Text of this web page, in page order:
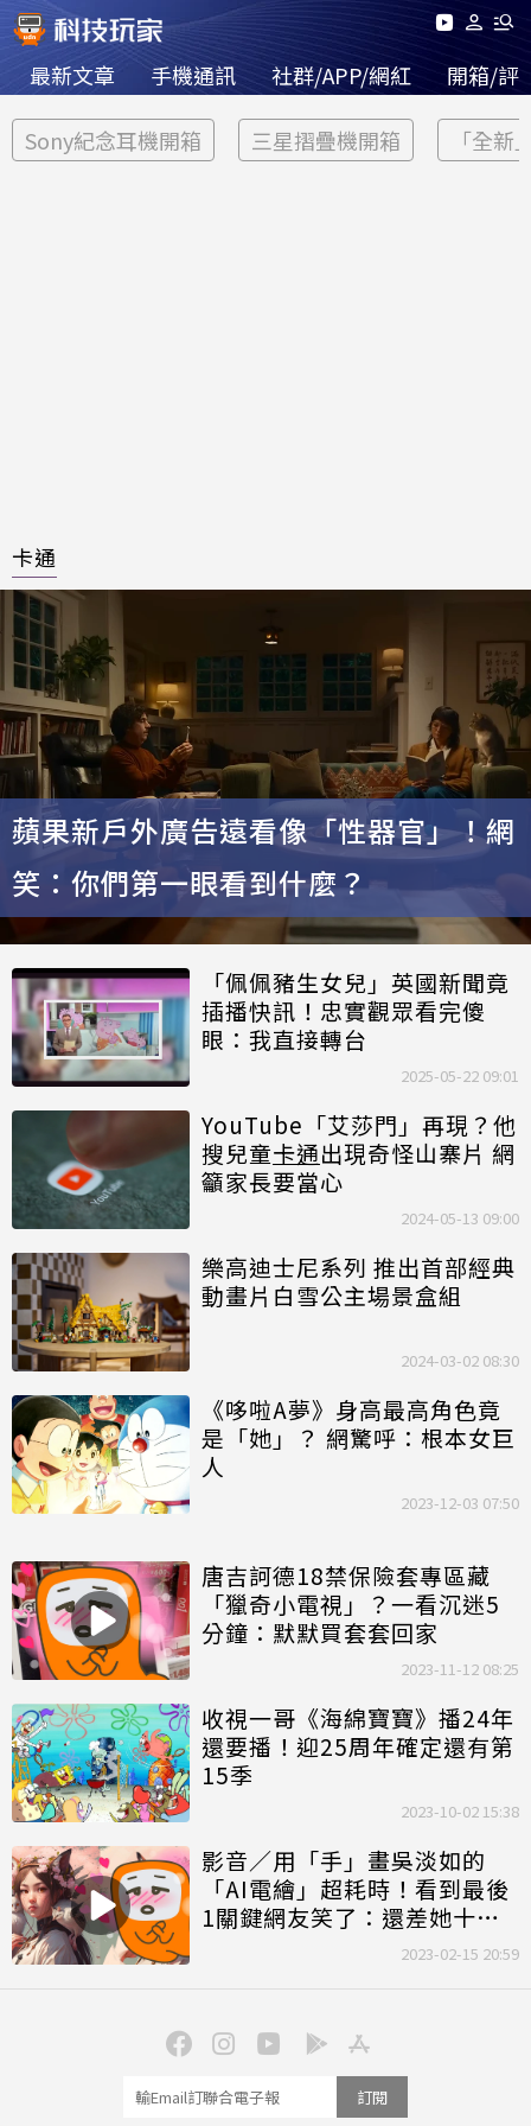
最新文章 手機通訊 社群/APP/網紅 開箱/評
Sony紀念耳機開箱 三星摺疊機開箱 「全新
卡通
蘋果新戶外廣告遠看像「性器官」！網
笑：你們第一眼看到什麼？
「佩佩豬生女兒」英國新聞竟
插播快訊！忠實觀眾看完傻
眼：我直接轉台
2025-05-22 09:01
YouTube「艾莎門」再現？他
搜兒童卡通出現奇怪山寨片 網
籲家長要當心
2024-05-13 09:00
樂高迪士尼系列 推出首部經典
動畫片白雪公主場景盒組
2024-03-02 08:30
《哆啦A夢》身高最高角色竟
是「她」？ 網驚呼：根本女巨
人
2023-12-03 07:50
唐吉訶德18禁保險套專區藏
「獵奇小電視」？一看沉迷5
分鐘：默默買套套回家
2023-11-12 08:25
收視一哥《海綿寶寶》播24年
還要播！迎25周年確定還有第
15季
2023-10-02 15:38
影音／用「手」畫吳淡如的
「AI電繪」超耗時！看到最後
1關鍵網友笑了：還差她十光
2023-02-15 20:59
訂閱